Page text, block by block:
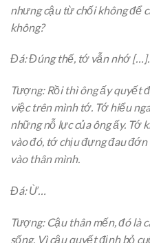
nhưng cậu từ chối không để
không?
Đá: Đúng thế, tớ vẫn nhớ […].
Tượng: Rồi thì ông ấy quyết
việc trên mình tớ. Tớ hiểu
những nỗ lực của ông ấy. Tớ
vào đó, tớ chịu đựng đau
vào thân mình.
Đá: Ừ…
Tượng: Cậu thân mến, đó là
sống. Vì cậu quyết định bỏ